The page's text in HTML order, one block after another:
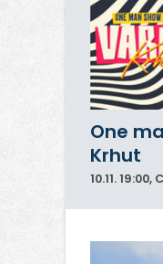
One
Krhut
10.11.19:00,